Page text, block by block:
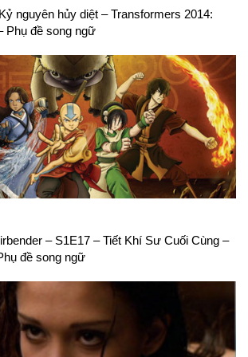
– trạng thái tâm lý hoàn toàn
quá trình học tập.
nguyên hủy diệt – Transformers 2014:
Phụ đề song ngữ
– S1E17 – Tiết Khí Sư Cuối Cùng –
đề song ngữ